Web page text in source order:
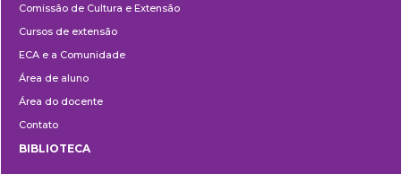
e
Extensão
Comissão de Cultura e Extensão
Cursos de extensão
ECA e a Comunidade
Área de aluno
Área do docente
Contato
BIBLIOTECA